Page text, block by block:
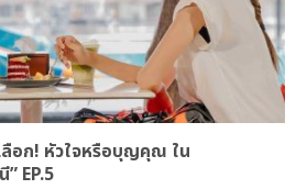
ลือก! หัวใจหรือบุญคุณ ใน
EP.5